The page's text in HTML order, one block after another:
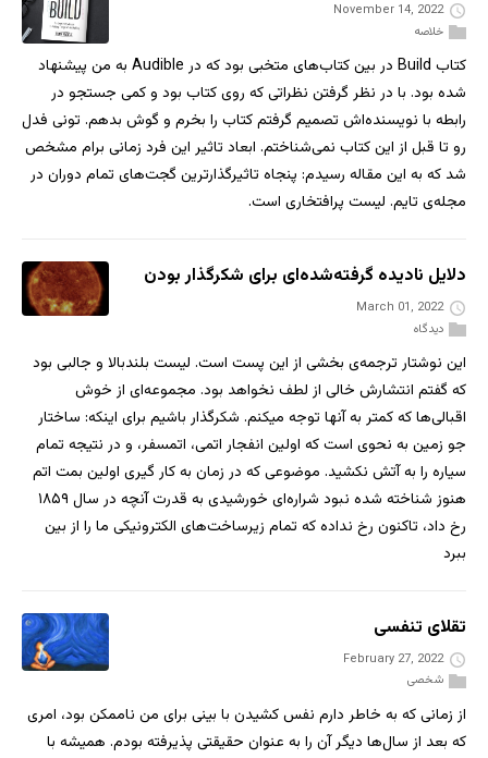
November 14, 2022
خلاصه
کتاب Build در بین کتاب‌های متخبی بود که در Audible به من پیشنهاد
شده بود. با در نظر گرفتن نظراتی که روی کتاب بود و کمی جستجو در
رابطه با نویسنده‌اش تصمیم گرفتم کتاب را بخرم و گوش بدهم. تونی فدل
رو تا قبل از این کتاب نمی‌شناختم. ابعاد تاثیر این فرد زمانی برام مشخص
شد که به این مقاله رسیدم: پنجاه تاثیرگذارترین گجت‌های تمام دوران در
مجله‌ی تایم. لیست پرافتخاری است.
دلایل نادیده گرفته‌شده‌ای برای شکرگذار بودن
March 01, 2022
دیدگاه
این نوشتار ترجمه‌ی بخشی از این پست است. لیست بلندبالا و جالبی بود
که گفتم انتشارش خالی از لطف نخواهد بود. مجموعه‌ای از خوش
اقبالی‌ها که کمتر به آنها توجه میکنم. شکرگذار باشیم برای اینکه: ساختار
جو زمین به نحوی است که اولین انفجار اتمی، اتمسفر، و در نتیجه تمام
سیاره را به آتش نکشید. موضوعی که در زمان به کار گیری اولین بمت اتم
هنوز شناخته شده نبود شراره‌ای خورشیدی به قدرت آنچه در سال ۱۸۵۹
رخ داد، تاکنون رخ نداده که تمام زیرساخت‌های الکترونیکی ما را از بین
ببرد
تقلای تنفسی
February 27, 2022
شخصی
از زمانی که به خاطر دارم نفس کشیدن با بینی برای من ناممکن بود، امری
که بعد از سال‌ها دیگر آن را به عنوان حقیقتی پذیرفته بودم. همیشه با